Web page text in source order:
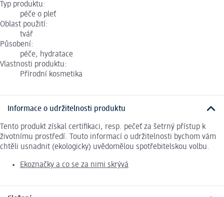
Typ produktu:
péče o pleť
Oblast použití:
tvář
Působení:
péče, hydratace
Vlastnosti produktu:
Přírodní kosmetika
Informace o udržitelnosti produktu
Tento produkt získal certifikaci, resp. pečeť za šetrný přístup k
životnímu prostředí. Touto informací o udržitelnosti bychom vám
chtěli usnadnit (ekologicky) uvědomělou spotřebitelskou volbu.
Ekoznačky a co se za nimi skrývá